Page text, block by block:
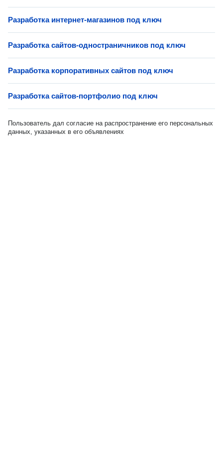
Разработка интернет-магазинов под ключ
Разработка сайтов-одностраничников под ключ
Разработка корпоративных сайтов под ключ
Разработка сайтов-портфолио под ключ
Пользователь дал согласие на распространение его персональных
данных, указанных в его объявлениях